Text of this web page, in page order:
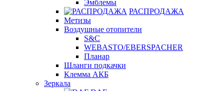
Эмблемы
РАСПРОДАЖА
Метизы
Воздушные отопители
S&C
WEBASTO/EBERSPACHER
Планар
Шланги подкачки
Клемма АКБ
Зеркала